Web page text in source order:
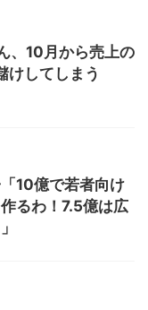
、10月から売上の
けしてしまう
10億で若者向け
るわ！7.5億は広